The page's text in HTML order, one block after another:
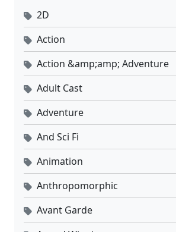
2D
Action
Action &amp;amp; Adventure
Adult Cast
Adventure
And Sci Fi
Animation
Anthropomorphic
Avant Garde